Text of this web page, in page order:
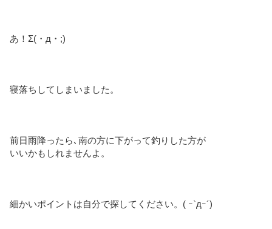
あ！Σ(・д・;)
寝落ちしてしまいました。
前日雨降ったら､南の方に下がって釣りした方が
いいかもしれませんよ。
細かいポイントは自分で探してください。( ｰ`дｰ´)